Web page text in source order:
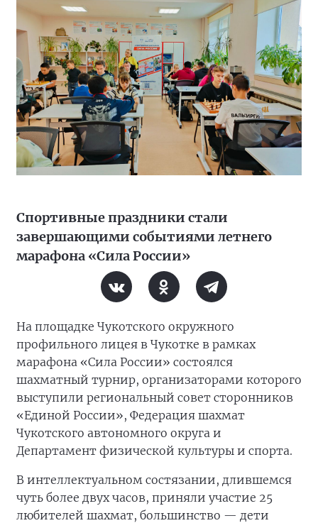
Спортивные праздники стали
завершающими событиями летнего
марафона «Сила России»
На площадке Чукотского окружного
профильного лицея в Чукотке в рамках
марафона «Сила России» состоялся
шахматный турнир, организаторами которого
выступили региональный совет сторонников
«Единой России», Федерация шахмат
Чукотского автономного округа и
Департамент физической культуры и спорта.
В интеллектуальном состязании, длившемся
чуть более двух часов, приняли участие 25
любителей шахмат, большинство — дети